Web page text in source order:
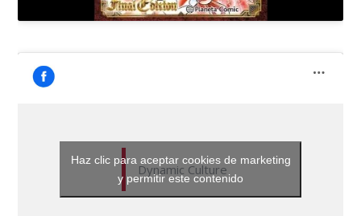
Dynamic Culture
Haz clic para aceptar cookies de marketing
y permitir este contenido